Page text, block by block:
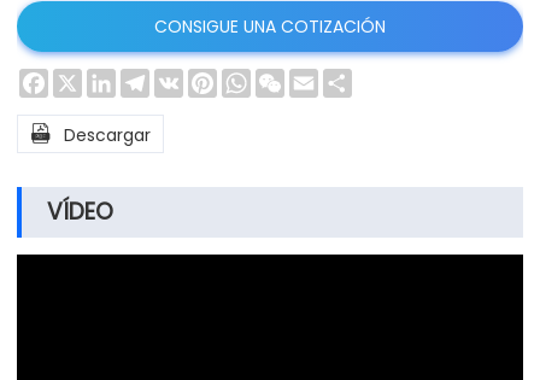
CONSIGUE UNA COTIZACIÓN
Facebook
X LinkedInTelegram
VK PinterestWhatsApp
WeChat
Email
 Descargar
VÍDEO